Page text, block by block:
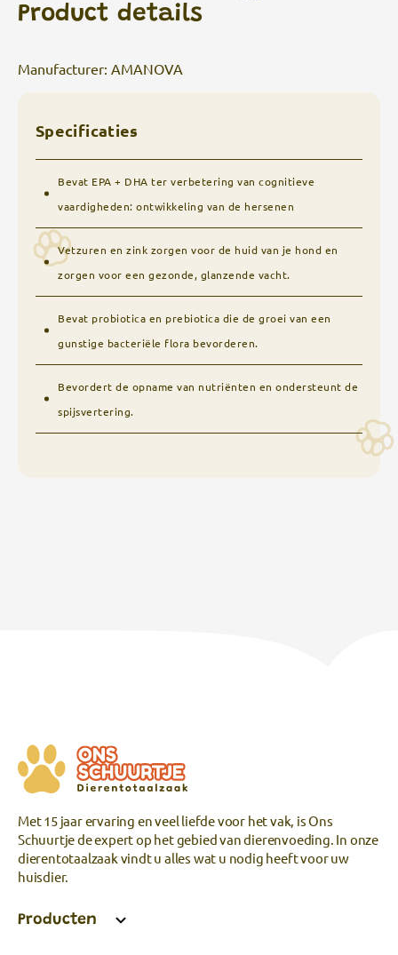
Product details
Manufacturer: AMANOVA
Specificaties
Bevat EPA + DHA ter verbetering van cognitieve
vaardigheden: ontwikkeling van de hersenen
Vetzuren en zink zorgen voor de huid van je hond en
zorgen voor een gezonde, glanzende vacht.
Bevat probiotica en prebiotica die de groei van een
gunstige bacteriële flora bevorderen.
Bevordert de opname van nutriënten en ondersteunt de
spijsvertering.
Met 15 jaar ervaring en veel liefde voor het vak, is Ons
Schuurtje de expert op het gebied van dierenvoeding. In onze
dierentotaalzaak vindt u alles wat u nodig heeft voor uw
huisdier.
Producten